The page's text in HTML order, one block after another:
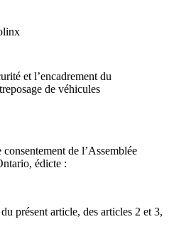
et l’encadrement du
de véhicules
de l’Assemblée
édicte :
présent article, des articles 2 et 3,